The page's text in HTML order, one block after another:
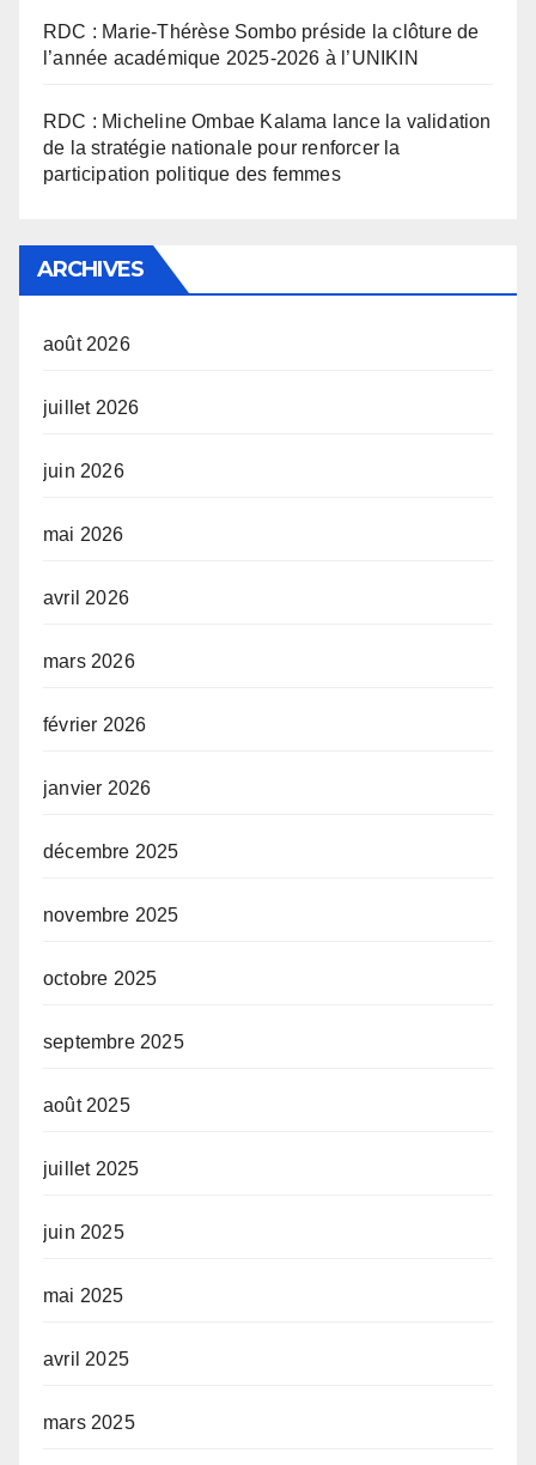
RDC : Marie-Thérèse Sombo préside la clôture de
l’année académique 2025-2026 à l’UNIKIN
RDC : Micheline Ombae Kalama lance la validation
de la stratégie nationale pour renforcer la
participation politique des femmes
ARCHIVES
août 2026
juillet 2026
juin 2026
mai 2026
avril 2026
mars 2026
février 2026
janvier 2026
décembre 2025
novembre 2025
octobre 2025
septembre 2025
août 2025
juillet 2025
juin 2025
mai 2025
avril 2025
mars 2025